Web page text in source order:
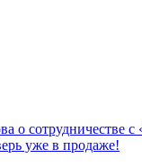
о сотрудничестве с
уже в продаже!